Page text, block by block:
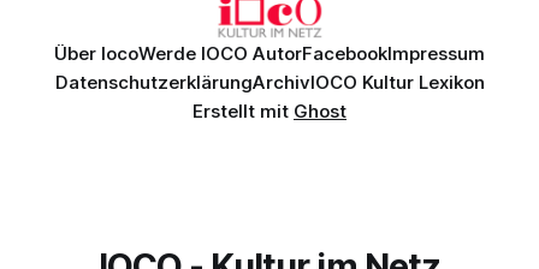
Über IocoWerde IOCO AutorFacebookImpressum
DatenschutzerklärungArchivIOCO Kultur Lexikon
Erstellt mit Ghost